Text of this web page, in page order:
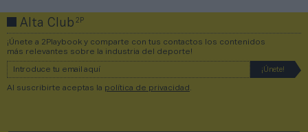
Alta Club2P
¡Únete a 2Playbook y comparte con tus contactos los contenidos
más relevantes sobre la industria del deporte!
Al suscribirte aceptas la política de privacidad